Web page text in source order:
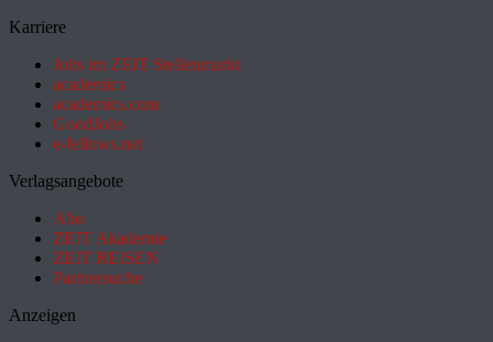
Karriere
Jobs im ZEIT Stellenmarkt
academics
academics.com
GoodJobs
e-fellows.net
Verlagsangebote
Abo
ZEIT Akademie
ZEIT REISEN
Partnersuche
Anzeigen